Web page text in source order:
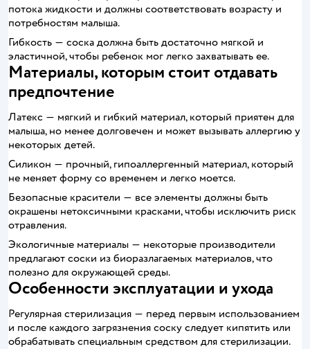
потока жидкости и должны соответствовать возрасту и
потребностям малыша.
Гибкость ― соска должна быть достаточно мягкой и
эластичной, чтобы ребенок мог легко захватывать ее.
Материалы, которым стоит отдавать
предпочтение
Латекс ― мягкий и гибкий материал, который приятен для
малыша, но менее долговечен и может вызывать аллергию у
некоторых детей.
Силикон ― прочный, гипоаллергенный материал, который
не меняет форму со временем и легко моется.
Безопасные красители ― все элементы должны быть
окрашены нетоксичными красками, чтобы исключить риск
отравления.
Экологичные материалы ― некоторые производители
предлагают соски из биоразлагаемых материалов, что
полезно для окружающей среды.
Особенности эксплуатации и ухода
Регулярная стерилизация ― перед первым использованием
и после каждого загрязнения соску следует кипятить или
обрабатывать специальным средством для стерилизации.